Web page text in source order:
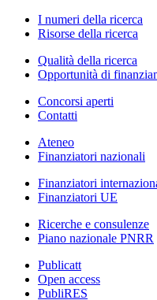
I numeri della ricerca
Risorse della ricerca
Qualità della ricerca
Opportunità di
Concorsi aperti
Contatti
Ateneo
Finanziatori nazionali
Finanziatori
Finanziatori UE
Ricerche e consulenze
Piano nazionale PNRR
Publicatt
Open access
PubliRES